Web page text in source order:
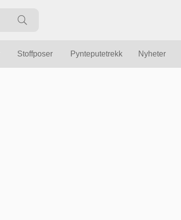
Stoffposer Pynteputetrekk Nyheter